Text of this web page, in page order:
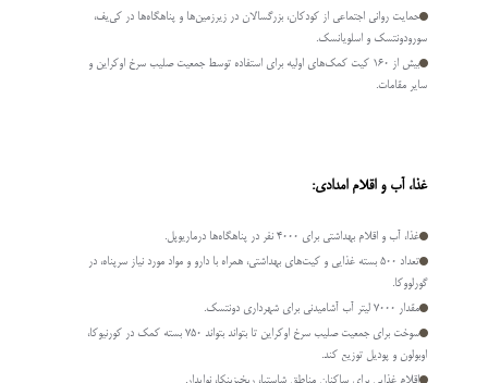
حمایت روانی اجتماعی از کودکان، بزرگسالان در زیرزمین­‌ها و پناهگا­ه­‌ها در کی­‌یف،
سورودونتسک و اسلویانسک.
بیش از 160 کیت کمک­‌های اولیه برای استفاده توسط جمعیت صلیب سرخ اوکراین و
سایر مقامات.
غذا، آب و اقلام امدادی:
غذا، آب و اقلام بهداشتی برای 4000 نفر در پناهگاه­‌ها درماریوپل.
تعداد 500 بسته غذایی و کیت­‌های بهداشتی، همراه با دارو و مواد مورد نیاز سرپناه، در
گورلووکا.
مقدار 7000 لیتر آب آشامیدنی برای شهرداری دونتسک.
سوخت برای جمعیت صلیب سرخ اوکراین تا بتواند بتواند 750 بسته کمک در کورنیوکا،
اوبولون و پودیل توزیع کند.